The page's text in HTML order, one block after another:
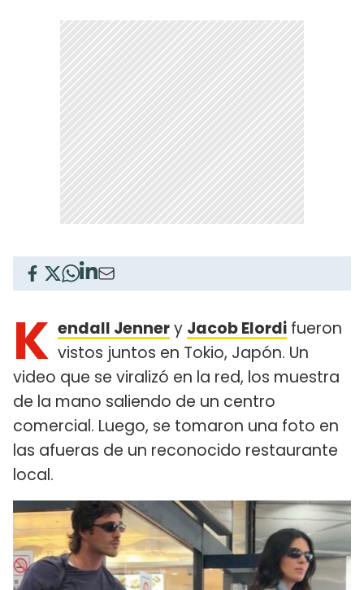
K endall Jennery Jacob Elordi fueron
vistos juntos en Tokio, Japón. Un
video que se viralizó en la red, los muestra
de la mano saliendo de un centro
comercial. Luego, se tomaron una foto en
las afueras de un reconocido restaurante
local.